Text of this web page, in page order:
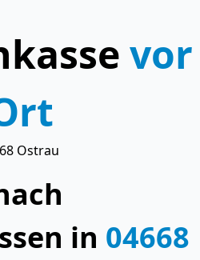
vor
Ostrau
in 04668